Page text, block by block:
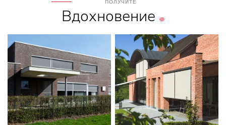
ПОЛУЧИТЕ
Вдохновение